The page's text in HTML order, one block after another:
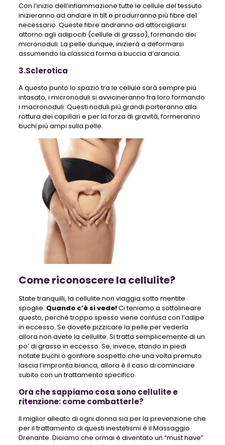
Con l’inizio dell’infiammazione tutte le cellule del tessuto
inizieranno ad andare in tilt e produrranno più fibre del
necessario. Queste fibre andranno ad attorcigliarsi
attorno agli adipociti (cellule di grasso), formando dei
micronoduli. La pelle dunque, inizierà a deformarsi
assumendo la classica forma a buccia d’arancia.
3.Sclerotica
A questo punto lo spazio tra le cellule sarà sempre più
intasato, i micronoduli si avvicineranno fra loro formando
i macronoduli. Questi noduli più grandi porteranno alla
rottura dei capillari e per la forza di gravità, formeranno
buchi più ampi sulla pelle.
Come riconoscere la cellulite?
State tranquilli, la cellulite non viaggia sotto mentite
spoglie. Quando c’è si vede!Ci teniamo a sottolineare
questo, perché troppo spesso viene confusa con l’adipe
in eccesso. Se dovete pizzicare la pelle per vederla
allora non avete la cellulite. Si tratta semplicemente di un
po’ di grasso in eccesso. Se, invece, stando in piedi
notate buchi o gonfiore sospetto che una volta premuto
lascia l’impronta bianca, allora è il caso di cominciare
subito con un trattamento specifico.
Ora che sappiamo cosa sono cellulite e
ritenzione: come combatterle?
Il miglior alleato di ogni donna sia per la prevenzione che
per il trattamento di questi inestetismi è il Massaggio
Drenante. Diciamo che ormai è diventato un “must have”